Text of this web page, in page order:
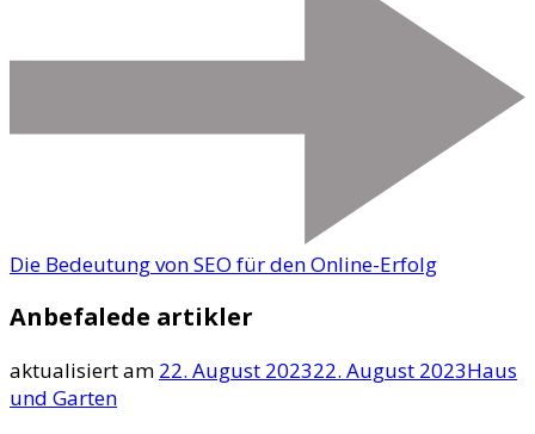
Die Bedeutung von SEO für den Online-Erfolg
Anbefalede artikler
aktualisiert am 22. August 202322. August 2023Haus
und Garten